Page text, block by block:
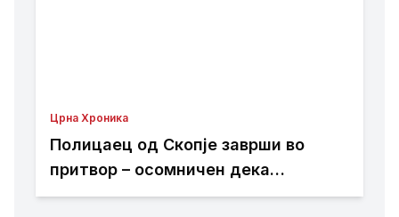
Црна Хроника
Полицаец од Скопје заврши во
притвор – осомничен дека
присвоил пари од сообраќајни